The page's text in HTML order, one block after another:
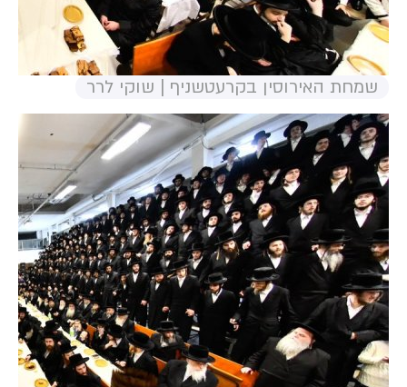
שמחת האירוסין בקרעטשניף | שוקי לרר